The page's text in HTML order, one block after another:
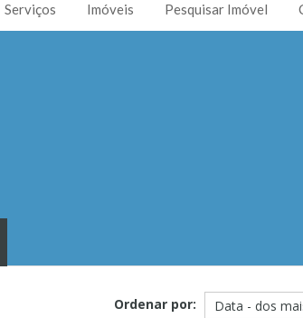
Serviços Imóveis Pesquisar Imóvel
Ordenar por: